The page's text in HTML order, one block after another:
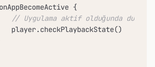
{
// Uygulama aktif olduğunda
player.checkPlaybackState()